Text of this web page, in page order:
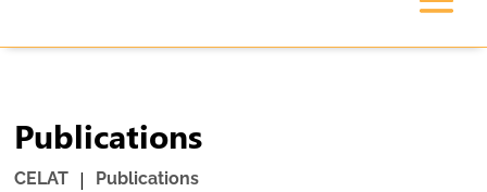
Publications
CELAT | Publications